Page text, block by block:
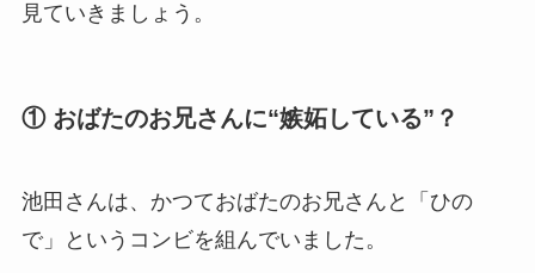
見ていきましょう。
① おばたのお兄さんに“嫉妬している”？
池田さんは、かつておばたのお兄さんと「ひの
で」というコンビを組んでいました。